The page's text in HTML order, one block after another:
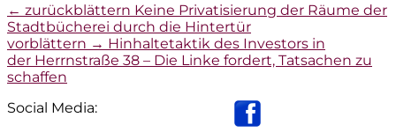
Beitragsnavigation
← zurückblättern Vorheriger
Beitrag:
Keine Privatisierung der Räume der
Stadtbücherei durch die Hintertür
vorblättern → Nächster
Beitrag:
Hinhaltetaktik des Investors in
der Herrnstraße 38 – Die Linke fordert, Tatsachen zu
schaffen
Social Media: